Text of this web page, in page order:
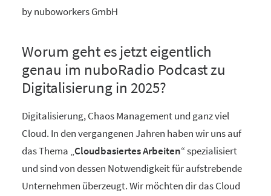
by nuboworkers GmbH
Worum geht es jetzt eigentlich
genau im nuboRadio Podcast zu
Digitalisierung in 2025?
Digitalisierung, Chaos Management und ganz viel
Cloud. In den vergangenen Jahren haben wir uns auf
das Thema „Cloudbasiertes Arbeiten“ spezialisiert
und sind von dessen Notwendigkeit für aufstrebende
Unternehmen überzeugt. Wir möchten dir das Cloud